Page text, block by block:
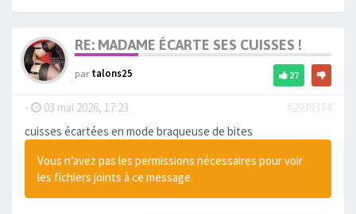
RE: MADAME ÉCARTE SES CUISSES !
partalons25 27
- 03 mai 2026, 17:23
#2939374
cuisses écartées en mode braqueuse de bites
Vous n’avez pas les permissions nécessaires pour voir
les fichiers joints à ce message.